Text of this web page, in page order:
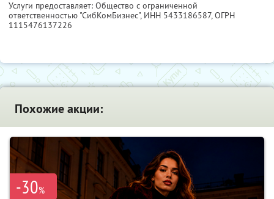
Услуги предоставляет: Общество с ограниченной
ответственностью "СибКомБизнес", ИНН 5433186587, ОГРН
1115476137226
Похожие акции:
-30%